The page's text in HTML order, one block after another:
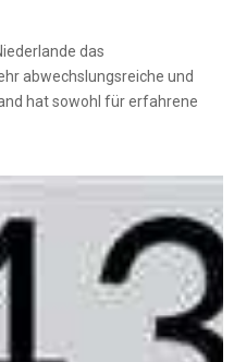
das
abwechslungsreiche und
hat sowohl für erfahrene